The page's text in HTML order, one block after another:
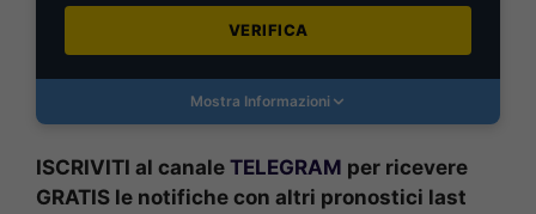
VERIFICA
Mostra Informazioni
ISCRIVITI al canale TELEGRAM per ricevere
GRATIS le notifiche con altri pronostici last